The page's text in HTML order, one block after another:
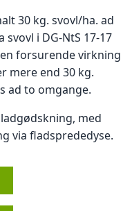
30 kg. svovl/ha. ad
i DG-NtS 17-17
forsurende virkning
mere end 30 kg.
ad to omgange.
med
via fladsprededyse.